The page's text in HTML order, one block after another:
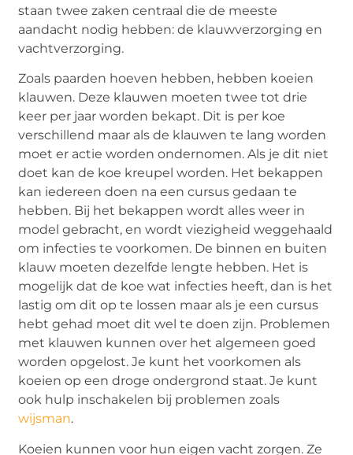
staan twee zaken centraal die de meeste
aandacht nodig hebben: de klauwverzorging en
vachtverzorging.
Zoals paarden hoeven hebben, hebben koeien
klauwen. Deze klauwen moeten twee tot drie
keer per jaar worden bekapt. Dit is per koe
verschillend maar als de klauwen te lang worden
moet er actie worden ondernomen. Als je dit niet
doet kan de koe kreupel worden. Het bekappen
kan iedereen doen na een cursus gedaan te
hebben. Bij het bekappen wordt alles weer in
model gebracht, en wordt viezigheid weggehaald
om infecties te voorkomen. De binnen en buiten
klauw moeten dezelfde lengte hebben. Het is
mogelijk dat de koe wat infecties heeft, dan is het
lastig om dit op te lossen maar als je een cursus
hebt gehad moet dit wel te doen zijn. Problemen
met klauwen kunnen over het algemeen goed
worden opgelost. Je kunt het voorkomen als
koeien op een droge ondergrond staat. Je kunt
ook hulp inschakelen bij problemen zoals
wijsman.
Koeien kunnen voor hun eigen vacht zorgen. Ze